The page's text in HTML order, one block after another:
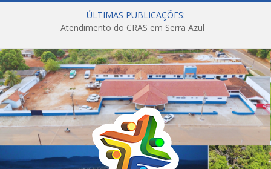
ÚLTIMAS PUBLICAÇÕES:
Atendimento do CRAS em Serra Azul